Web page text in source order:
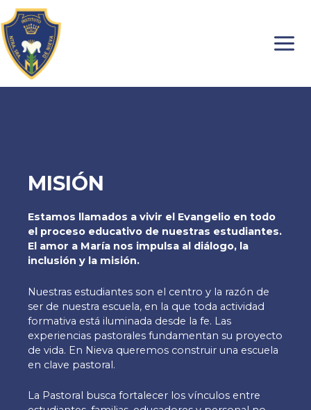
al
contenido
MISIÓN
Estamos llamados a vivir el Evangelio en todo
el proceso educativo de nuestras estudiantes.
El amor a María nos impulsa al diálogo, la
inclusión y la misión.
Nuestras estudiantes son el centro y la razón de
ser de nuestra escuela, en la que toda actividad
formativa está iluminada desde la fe. Las
experiencias pastorales fundamentan su proyecto
de vida. En Nieva queremos construir una escuela
en clave pastoral.
La Pastoral busca fortalecer los vínculos entre